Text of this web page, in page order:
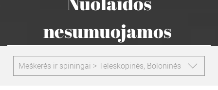
nesumuojamos
Meškerės ir spiningai > Teleskopinės, Boloninės